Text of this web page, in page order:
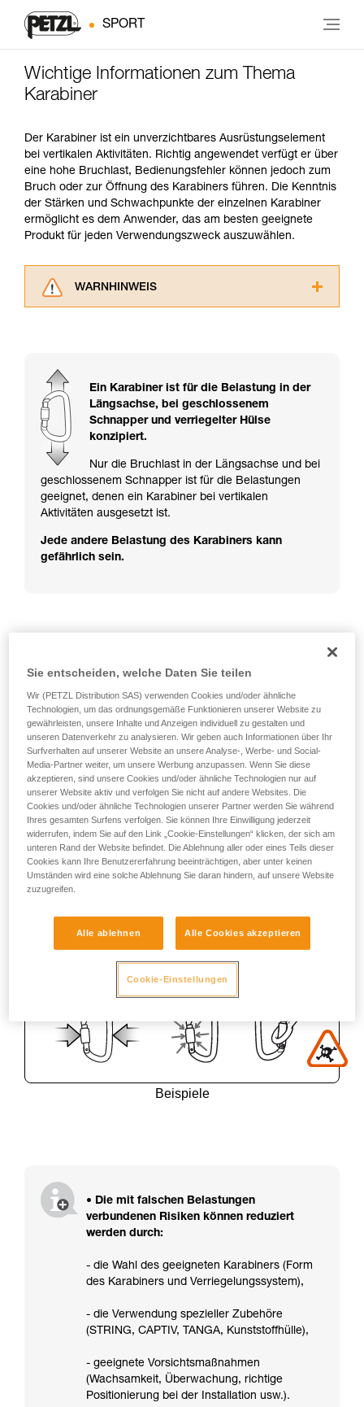
SPORT
Wichtige Informationen zum Thema
Karabiner
Der Karabiner ist ein unverzichtbares Ausrüstungselement
bei vertikalen Aktivitäten. Richtig angewendet verfügt er über
eine hohe Bruchlast, Bedienungsfehler können jedoch zum
Bruch oder zur Öffnung des Karabiners führen. Die Kenntnis
der Stärken und Schwachpunkte der einzelnen Karabiner
ermöglicht es dem Anwender, das am besten geeignete
Produkt für jeden Verwendungszweck auszuwählen.
WARNHINWEIS
verstehen zu können, müssen Sie zuerst die in
der Gebrauchsanweisung enthaltenen
Informationen richtig verstanden haben.
Die Beherrschung dieser Techniken setzt eine
Training voraus. Prüfen Sie zusammen mit
einem Profi, ob Sie in der Lage sind, den
Vorgang alleine sicher zu wiederholen, bevor
Sie ihn eigenständig durchführen.
verbundenen Techniken. Möglicherweise gibt es
noch andere Techniken, die hier nicht
Ein Karabiner ist für die Belastung in der
Längsachse, bei geschlossenem
Schnapper und verriegelter Hülse
konzipiert.
Nur die Bruchlast in der Längsachse und bei
geschlossenem Schnapper ist für die Belastungen
geeignet, denen ein Karabiner bei vertikalen
Aktivitäten ausgesetzt ist.
Jede andere Belastung des Karabiners kann
gefährlich sein.
Beispiele für gefährliche Belastungen der
Karabiner
Beispiele
• Die mit falschen Belastungen
verbundenen Risiken können reduziert
werden durch:
- die Wahl des geeigneten Karabiners (Form
des Karabiners und Verriegelungssystem),
- die Verwendung spezieller Zubehöre
(STRING, CAPTIV, TANGA, Kunststoffhülle),
- geeignete Vorsichtsmaßnahmen
(Wachsamkeit, Überwachung, richtige
Positionierung bei der Installation usw.).
Sie entscheiden, welche Daten Sie teilen
Wir (PETZL Distribution SAS) verwenden Cookies und/oder ähnliche
Technologien, um das ordnungsgemäße Funktionieren unserer Website zu
gewährleisten, unsere Inhalte und Anzeigen individuell zu gestalten und
unseren Datenverkehr zu analysieren. Wir geben auch Informationen über Ihr
Surfverhalten auf unserer Website an unsere Analyse-, Werbe- und Social-
Media-Partner weiter, um unsere Werbung anzupassen. Wenn Sie diese
akzeptieren, sind unsere Cookies und/oder ähnliche Technologien nur auf
unserer Website aktiv und verfolgen Sie nicht auf andere Websites. Die
Cookies und/oder ähnliche Technologien unserer Partner werden Sie während
Ihres gesamten Surfens verfolgen. Sie können Ihre Einwilligung jederzeit
widerrufen, indem Sie auf den Link „Cookie-Einstellungen“ klicken, der sich am
unteren Rand der Website befindet. Die Ablehnung aller oder eines Teils dieser
Cookies kann Ihre Benutzererfahrung beeinträchtigen, aber unter keinen
Umständen wird eine solche Ablehnung Sie daran hindern, auf unsere Website
zuzugreifen.
Alle ablehnen Alle Cookies akzeptieren
Cookie-Einstellungen